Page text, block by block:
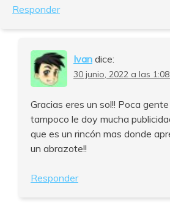
Responder
Ivan dice:
30 junio, 2022 a las
Gracias eres un sol!! Poca
tampoco le doy mucha
que es un rincón mas donde
un abrazote!!
Responder